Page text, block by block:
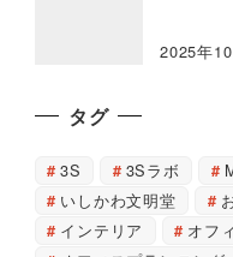
2025年
タグ
3S 3Sラボ
いしかわ文明堂
インテリア
オフ